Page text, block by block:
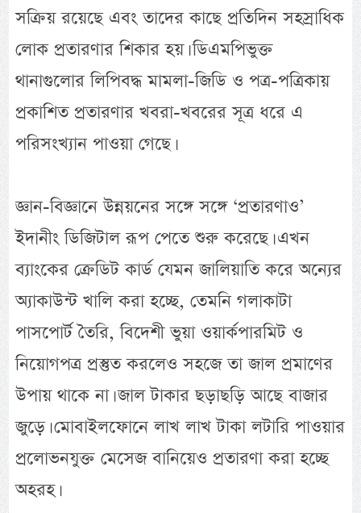
সক্রিয় রয়েছে এবং তাদের কাছে প্রতিদিন সহস্রাধিক
লোক প্রতারণার শিকার হয়। ডিএমপিভুক্ত
থানাগুলোর লিপিবদ্ধ মামলা-জিডি ও পত্র-পত্রিকায়
প্রকাশিত প্রতারণার খবরা-খবরের সূত্র ধরে এ
পরিসংখ্যান পাওয়া গেছে।
জ্ঞান-বিজ্ঞানে উন্নয়নের সঙ্গে সঙ্গে ‘প্রতারণাও’
ইদানীং ডিজিটাল রূপ পেতে শুরু করেছে। এখন
ব্যাংকের ক্রেডিট কার্ড যেমন জালিয়াতি করে অন্যের
অ্যাকাউন্ট খালি করা হচ্ছে, তেমনি গলাকাটা
পাসপোর্ট তৈরি, বিদেশী ভুয়া ওয়ার্কপারমিট ও
নিয়োগপত্র প্রস্তুত করলেও সহজে তা জাল প্রমাণের
উপায় থাকে না। জাল টাকার ছড়াছড়ি আছে বাজার
জুড়ে। মোবাইলফোনে লাখ লাখ টাকা লটারি পাওয়ার
প্রলোভনযুক্ত মেসেজ বানিয়েও প্রতারণা করা হচ্ছে
অহরহ।